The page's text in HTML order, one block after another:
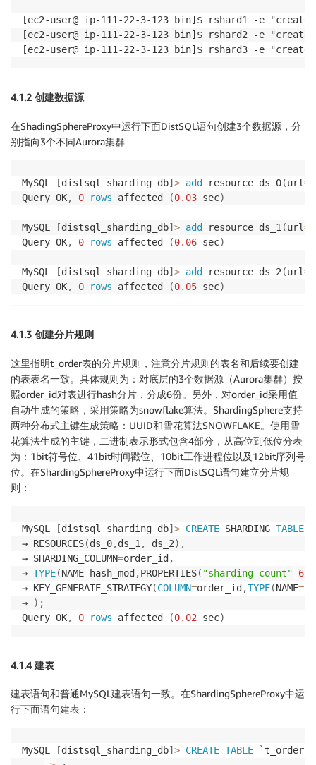
[ec2-user@ ip-111-22-3-123 bin]$ rshard1 -e
[ec2-user@ ip-111-22-3-123 bin]$ rshard2 -e
[ec2-user@ ip-111-22-3-123 bin]$ rshard3 -e
4.1.2 创建数据源
在ShadingSphereProxy中运行下面DistSQL语句创建3个数据源，分
别指向3个不同Aurora集群
MySQL [distsql_sharding_db] > add resource ds_0(url=
Query OK, 0 rows affected (0.03 sec)
MySQL [distsql_sharding_db] > add resource ds_1 (url=
Query OK, 0 rows affected (0.06 sec)
MySQL [distsql_sharding_db] > add resource ds_2 (url=
Query OK, 0 rows affected (0.05 sec)
4.1.3 创建分片规则
这里指明t_order表的分片规则，注意分片规则的表名和后续要创建
的表表名一致。具体规则为：对底层的3个数据源（Aurora集群）按
照order_id对表进行hash分片，分成6份。另外，对order_id采用值
自动生成的策略，采用策略为snowflake算法。ShardingSphere支持
两种分布式主键生成策略：UUID和雪花算法SNOWFLAKE。使用雪
花算法生成的主键，二进制表示形式包含4部分，从高位到低位分表
为：1bit符号位、41bit时间戳位、10bit工作进程位以及12bit序列号
位。在ShardingSphereProxy中运行下面DistSQL语句建立分片规
则：
MySQL [distsql_sharding_db]> CREATE SHARDING TABLE
→ RESOURCES(ds_0,ds_1 , ds_2) ,
→ SHARDING_COLUMN=order_id,
→ TYPE(NAME=hash_mod,PROPERTIES( "sharding-count"=6
→ KEY_GENERATE_STRATEGY(COLUMN=order_id,TYPE(NAME=
→
) ;
Query OK, 0 rows affected (0.02 sec)
4.1.4 建表
建表语句和普通MySQL建表语句一致。在ShardingSphereProxy中运
行下面语句建表：
MySQL [distsql_sharding_db] > CREATE TABLE ` t_order